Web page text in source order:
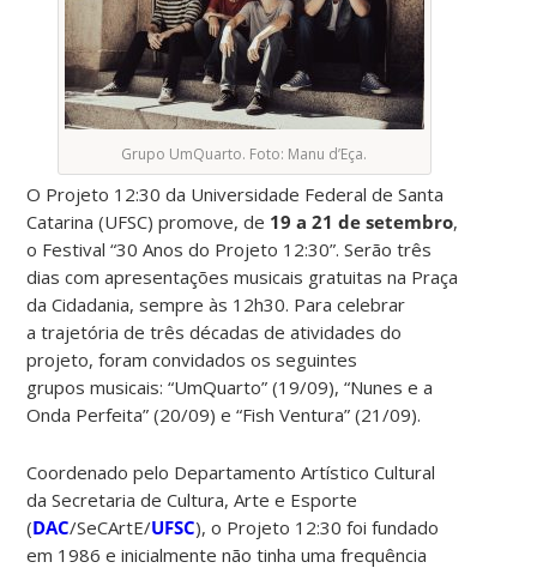
Grupo UmQuarto. Foto: Manu d’Eça.
O Projeto 12:30 da Universidade Federal de Santa
Catarina (UFSC) promove, de 19 a 21 de setembro,
o Festival “30 Anos do Projeto 12:30”. Serão três
dias com apresentações musicais gratuitas na Praça
da Cidadania, sempre às 12h30. Para celebrar
a trajetória de três décadas de atividades do
projeto, foram convidados os seguintes
grupos musicais: “UmQuarto” (19/09), “Nunes e a
Onda Perfeita” (20/09) e “Fish Ventura” (21/09).
Coordenado pelo Departamento Artístico Cultural
da Secretaria de Cultura, Arte e Esporte
(DAC/SeCArtE/UFSC), o Projeto 12:30 foi fundado
em 1986 e inicialmente não tinha uma frequência